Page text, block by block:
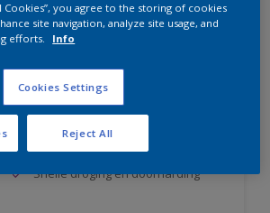
Satin
Extreem kras- en slijtvast
Huidvetresistente zijdeglanslak
Snelle droging en doorharding
Cookies”, you agree to the storing of cookies
site navigation, analyze site usage, and
efforts.
Info
Cookies Settings
Reject All